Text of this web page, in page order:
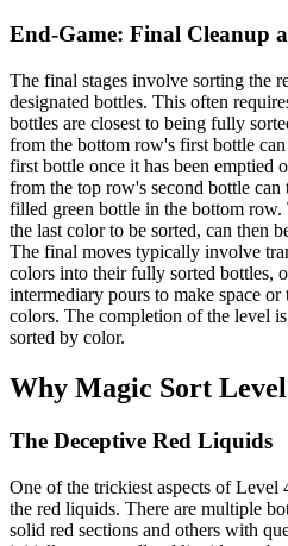
End-Game: Final Cleanup
The final stages involve sorting the
designated bottles. This often
bottles are closest to being fully
from the bottom row's first bottle
first bottle once it has been emptied
from the top row's second bottle
filled green bottle in the bottom
the last color to be sorted, can then
The final moves typically involve
colors into their fully sorted bottles,
intermediary pours to make space
colors. The completion of the level
sorted by color.
Why Magic Sort
The Deceptive Red Liquids
One of the trickiest aspects of Level
the red liquids. There are multiple
solid red sections and others with